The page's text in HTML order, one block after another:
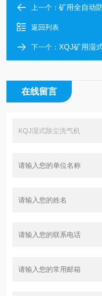
上一个：矿用全自动
返回列表
下一个： XQJ矿用湿
在线留言